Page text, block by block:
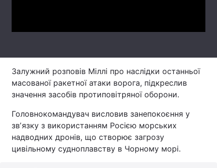
Залужний розповів Міллі про наслідки останньої
масованої ракетної атаки ворога, підкреслив
значення засобів протиповітряної оборони.
Головнокомандувач висловив занепокоєння у
звʼязку з використанням Росією морських
надводних дронів, що створює загрозу
цивільному судноплавству в Чорному морі.